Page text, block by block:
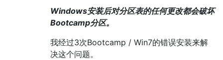
Windows安装后对分区表的任何更改都会破坏
Bootcamp分区。
我经过3次Bootcamp / Win7的错误安装来解
决这个问题。